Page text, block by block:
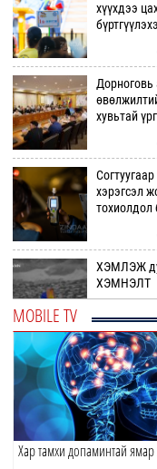
хүүхдээ
Дорноговь
хувьтай
хэрэгсэл
тохиолдол
ХЭМЛЭЖ
ХЭМНЭЛТ
НИТХ дахь
хуралдлаа
Нэгдүгээр
MOBILE TV
Хар тамхи допаминтай ямар